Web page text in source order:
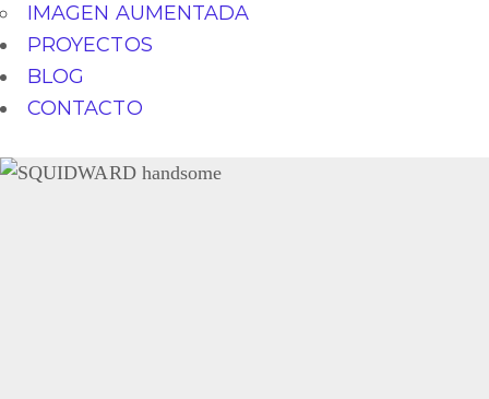
IMAGEN AUMENTADA
PROYECTOS
BLOG
CONTACTO